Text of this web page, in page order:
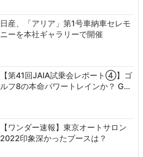
日産、「アリア」第1号車納車セレモ
ニーを本社ギャラリーで開催
【第41回JAIA試乗会レポート④】ゴ
ルフ8の本命パワートレインか？ G…
【ワンダー速報】東京オートサロン
2022印象深かったブースは？